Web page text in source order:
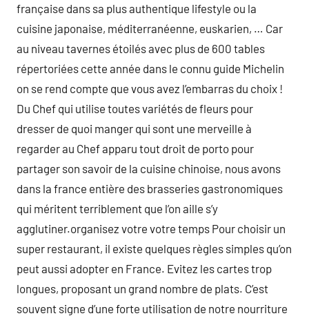
française dans sa plus authentique lifestyle ou la
cuisine japonaise, méditerranéenne, euskarien, … Car
au niveau tavernes étoilés avec plus de 600 tables
répertoriées cette année dans le connu guide Michelin
on se rend compte que vous avez l’embarras du choix !
Du Chef qui utilise toutes variétés de fleurs pour
dresser de quoi manger qui sont une merveille à
regarder au Chef apparu tout droit de porto pour
partager son savoir de la cuisine chinoise, nous avons
dans la france entière des brasseries gastronomiques
qui méritent terriblement que l’on aille s’y
agglutiner.organisez votre votre temps Pour choisir un
super restaurant, il existe quelques règles simples qu’on
peut aussi adopter en France. Evitez les cartes trop
longues, proposant un grand nombre de plats. C’est
souvent signe d’une forte utilisation de notre nourriture